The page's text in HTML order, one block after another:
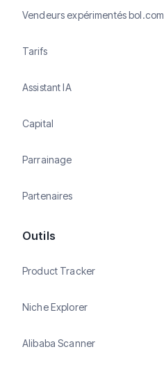
Vendeurs expérimentés bol.com
Tarifs
Assistant IA
Capital
Parrainage
Partenaires
Outils
Product Tracker
Niche Explorer
Alibaba Scanner